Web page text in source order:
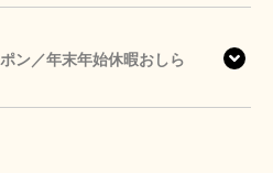
ン／年末年始休暇おしら